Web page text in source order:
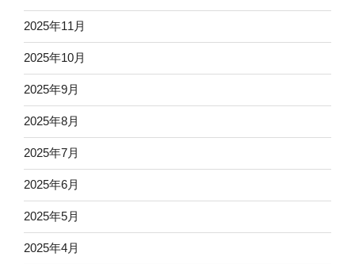
2025年11月
2025年10月
2025年9月
2025年8月
2025年7月
2025年6月
2025年5月
2025年4月